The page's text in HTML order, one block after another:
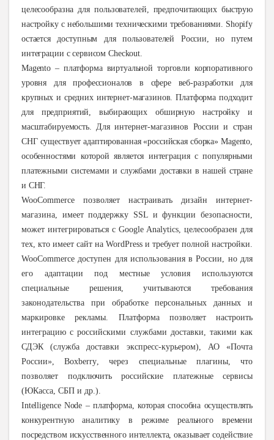
целесообразна для пользователей, предпочитающих быструю
настройку с небольшими техническими требованиями. Shopify
остается доступным для пользователей России, но путем
интеграции с сервисомCheckout
Magento – платформа виртуальной торговли корпоративного
уровня для профессионалов в сфере веб-разработки для
крупных и средних интернет-магазинов. Платформа подходит
для предприятий, выбирающих обширную настройку и
масштабируемость. Для интернет-магазинов России и стран
СНГ существует адаптированная «российская сборка» Magento,
особенностями которой является интеграция с популярными
платежными системами и службами доставки в нашей стране
и СНГ.
WooCommerce позволяет настраивать дизайн интернет-
магазина, имеет поддержку SSL и функции безопасности,
может интегрироваться с Google Analytics, целесообразен для
тех, кто имеет сайт на WordPress и требует полной настройки.
WooCommerce доступен для использования в России, но для
его адаптации под местные условия используются
специальные решения, учитываются требования
законодательства при обработке персональных данных и
маркировке рекламы. Платформа позволяет настроить
интеграцию с российскими службами доставки, такими как
СДЭК (служба доставки экспресс-курьером), АО «Почта
России», Вохberry , через специальные плагины, что
позволяет подключить российские платежные сервисы
(ЮКасса, СБП и др.).
Intelligence Node – платформа, которая способна осуществлять
конкурентную аналитику в режиме реального времени
посредством искусственного интеллекта, оказывает содействие